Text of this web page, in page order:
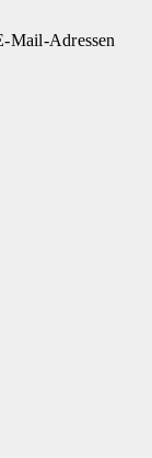
Mail-Adressen